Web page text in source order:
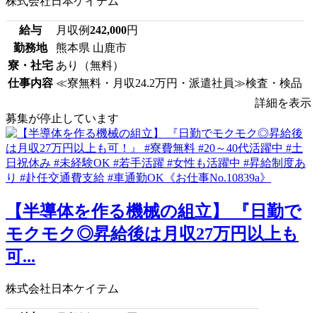
給与 月収例242,000円
勤務地
熊本県 山鹿市
寮・社宅 あり（無料）
仕事内容 ≪寮無料・月収24.2万円・派遣社員≫検査・検品
詳細を表示
募集が停止しています
【半導体を作る機械の組立】 『日勤で
モクモク◎昇給後は月収27万円以上も
可...
株式会社日本ケイテム